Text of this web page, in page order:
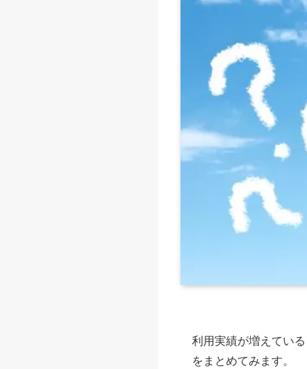
利用実績が増えてい
をまとめてみます。